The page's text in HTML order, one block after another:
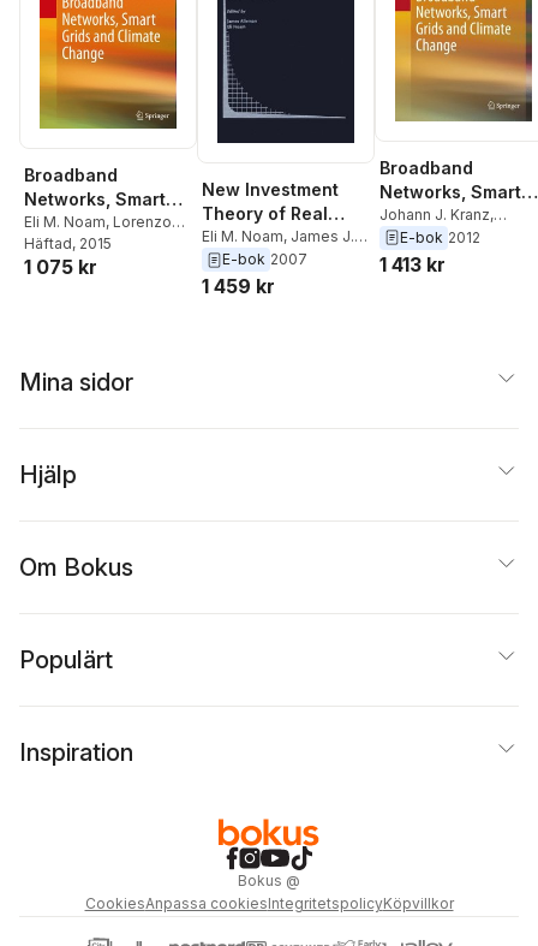
Broadband
Networks, Smart
Grids and Climate
Change
Eli M. Noam, Lorenzo
Maria Pupillo
Kranz
Häftad, 2015
1 075 kr
New Investment
Theory of Real
Options and its
Implication for
Telecommunication
Eli M. Noam, James J.
Alleman
E-bok 2007
1 459 kr
Broadband
Networks, Smart
Grids and Climate
Change
Johann J. Kranz,
Lorenzo Maria Pupillo
Eli M. Noam
E-bok 2012
1 413 kr
Mina sidor
Hjälp
Om Bokus
Populärt
Inspiration
Bokus @
CookiesAnpassa cookiesIntegritetspolicyKöpvillkor